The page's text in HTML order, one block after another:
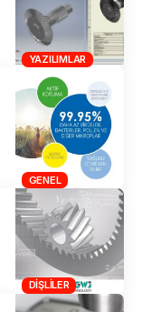
YAZILIMLAR
GENEL
DIŞLILER